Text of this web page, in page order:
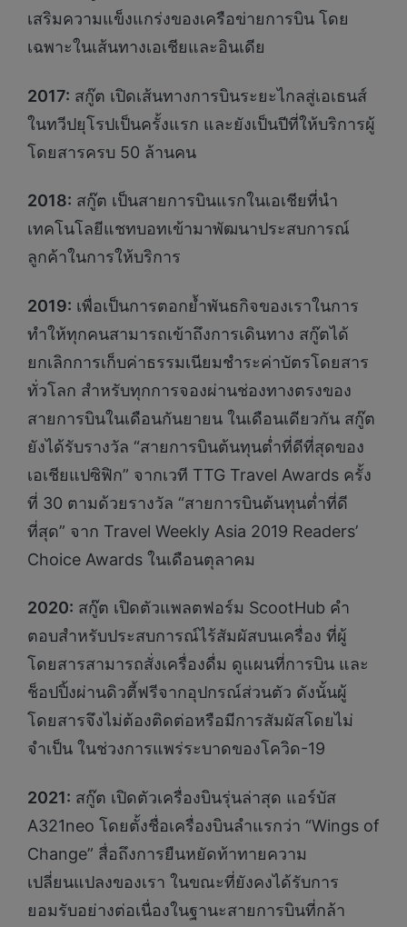
เสริมความแข็งแกร่งของเครือข่ายการบิน โดย
เฉพาะในเส้นทางเอเชียและอินเดีย
2017: สกู๊ต เปิดเส้นทางการบินระยะไกลสู่เอเธนส์
ในทวีปยุโรปเป็นครั้งแรก และยังเป็นปีที่ให้บริการผู้
โดยสารครบ 50 ล้านคน
2018: สกู๊ต เป็นสายการบินแรกในเอเชียที่นำ
เทคโนโลยีแชทบอทเข้ามาพัฒนาประสบการณ์
ลูกค้าในการให้บริการ
2019: เพื่อเป็นการตอกย้ำพันธกิจของเราในการ
ทำให้ทุกคนสามารถเข้าถึงการเดินทาง สกู๊ตได้
ยกเลิกการเก็บค่าธรรมเนียมชำระค่าบัตรโดยสาร
ทั่วโลก สำหรับทุกการจองผ่านช่องทางตรงของ
สายการบินในเดือนกันยายน ในเดือนเดียวกัน สกู๊ต
ยังได้รับรางวัล “สายการบินต้นทุนต่ำที่ดีที่สุดของ
เอเชียแปซิฟิก” จากเวที TTG Travel Awards ครั้ง
ที่ 30 ตามด้วยรางวัล “สายการบินต้นทุนต่ำที่ดี
ที่สุด” จาก Travel Weekly Asia 2019 Readers’
Choice Awards ในเดือนตุลาคม
2020: สกู๊ต เปิดตัวแพลตฟอร์ม ScootHub คำ
ตอบสำหรับประสบการณ์ไร้สัมผัสบนเครื่อง ที่ผู้
โดยสารสามารถสั่งเครื่องดื่ม ดูแผนที่การบิน และ
ช็อปปิ้งผ่านดิวตี้ฟรีจากอุปกรณ์ส่วนตัว ดังนั้นผู้
โดยสารจึงไม่ต้องติดต่อหรือมีการสัมผัสโดยไม่
จำเป็น ในช่วงการแพร่ระบาดของโควิด-19
2021: สกู๊ต เปิดตัวเครื่องบินรุ่นล่าสุด แอร์บัส
A321neo โดยตั้งชื่อเครื่องบินลำแรกว่า “Wings of
Change” สื่อถึงการยืนหยัดท้าทายความ
เปลี่ยนแปลงของเรา ในขณะที่ยังคงได้รับการ
ยอมรับอย่างต่อเนื่องในฐานะสายการบินที่กล้า